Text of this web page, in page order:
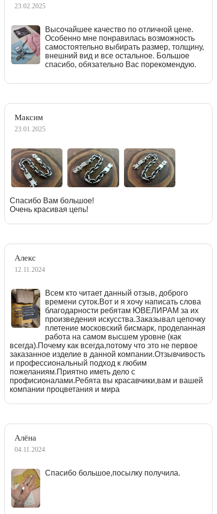
23.02.2025
Высочайшее качество по отличной цене.
Особенно мне понравилась возможность
самостоятельно выбирать размер, толщину,
внешний вид и все остальное. Большое
спасибо, обязательно Вас порекомендую.
Максим
23.01.2025
Спасибо Вам большое!
Очень красивая цепь!
Алекс
12.11.2024
Всем кто читает данный отзыв, доброго
времени суток.Вот и я хочу написать слова
благодарности ребятам ЮВЕЛИРАМ за их
произведения искусства.Заказывал цепочку
плетение московский бисмарк, проделанная
работа на самом высшем уровне (как
всегда).Почему как всегда,потому что это не первое
заказанное изделие в данной компании.Отзывчивость
и профессиональный подход к любим
пожеланиям.Приятно иметь дело с
профисионалами.Ребята вы красавчики,вам и вашей
компании процветания и мира
Алёна
04.11.2024
Спасибо большое,посылку получила.